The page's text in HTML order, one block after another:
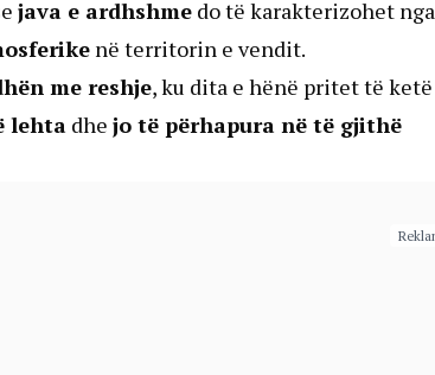
java e ardhshme do të karakterizohet nga
në territorin e vendit.
me reshje, ku dita e hënë pritet të ketë
lehta dhe jo të përhapura në të gjithë